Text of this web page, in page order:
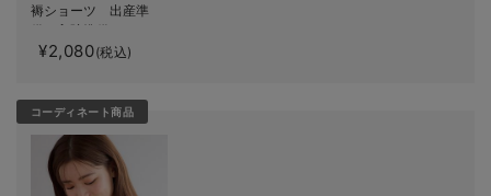
褥ショーツ 出産準
備 入院準備
¥2,080(税込)
コーディネート商品